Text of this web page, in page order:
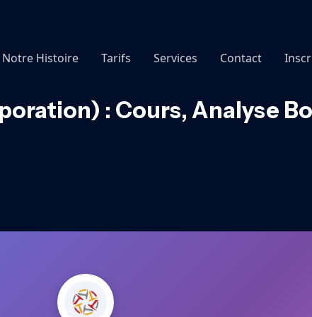
Notre Histoire Tarifs Services Contact
: Cours, Analyse